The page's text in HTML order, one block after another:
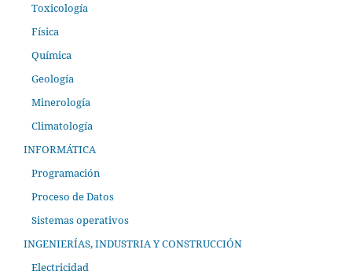
Toxicología
Física
Química
Geología
Minerología
Climatología
INFORMÁTICA
Programación
Proceso de Datos
Sistemas operativos
INGENIERÍAS, INDUSTRIA Y CONSTRUCCIÓN
Electricidad